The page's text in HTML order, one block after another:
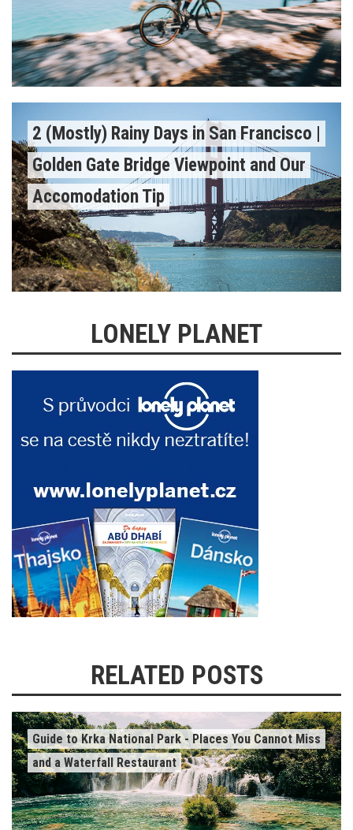
2 (Mostly) Rainy Days in San Francisco |
Golden Gate Bridge Viewpoint and Our
Accomodation Tip
LONELY PLANET
RELATED POSTS
Guide to Krka National Park - Places You Cannot Miss
and a Waterfall Restaurant